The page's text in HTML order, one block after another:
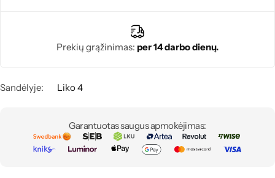
Prekių grąžinimas: per 14 darbo dienų.
Sandėlyje: Liko 4
Garantuotas saugus apmokėjimas: